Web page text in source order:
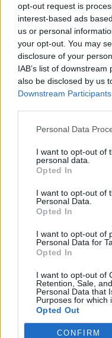
opt-out request is
interest-based ads
us or personal
your opt-out. You may
disclosure of your
IAB’s list of
also be disclosed by us
Downstream Participants
Personal Data
I want to opt-out of
personal data.
Opted In
I want to opt-out of
Personal Data.
Opted In
I want to opt-out of
Personal Data for
Opted In
I want to opt-out of
Retention, Sale,
Personal Data that
Purposes for which
Opted Out
CONFIRM